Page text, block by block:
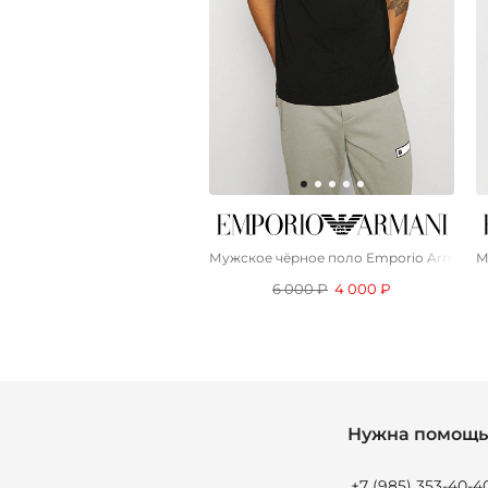
Мужское чёрное поло Emporio Armani 7
6 000 ₽ 4 000 ₽
Нужна помощь